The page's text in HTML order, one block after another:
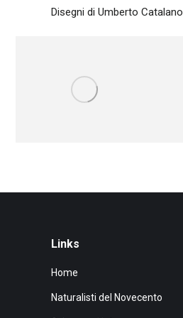
Disegni di Umberto Catalano
Links
Home
Naturalisti del Novecento